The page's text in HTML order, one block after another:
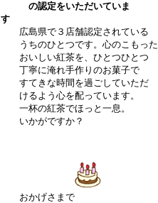
の認定をいただいていま
す
広島県で３店舗認定されている
うちのひとつです。心のこもった
おいしい紅茶を、ひとつひとつ
丁寧に淹れ手作りのお菓子で
すてきな時間を過ごしていただ
けるよう心を配っています。
一杯の紅茶でほっと一息。
いかがですか？
おかげさまで